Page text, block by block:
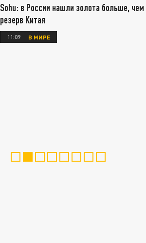
Sohu: в России нашли золота больше, чем
резерв Китая
11:09 В МИРЕ